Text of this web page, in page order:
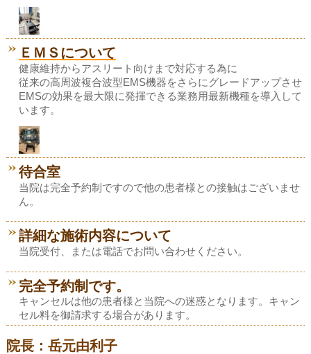
ＥＭＳについて
健康維持からアスリート向けまで対応する為に
従来の高周波複合波型EMS機器をさらにグレードアップさせ
EMSの効果を最大限に発揮できる業務用最新機種を導入して
います。
待合室
当院は完全予約制ですので他の患者様との接触はございませ
ん。
詳細な施術内容について
当院受付、または電話でお問い合わせください。
完全予約制です。
キャンセルは他の患者様と当院への迷惑となります。キャン
セル料を御請求する場合があります。
院長： 岳元由利子